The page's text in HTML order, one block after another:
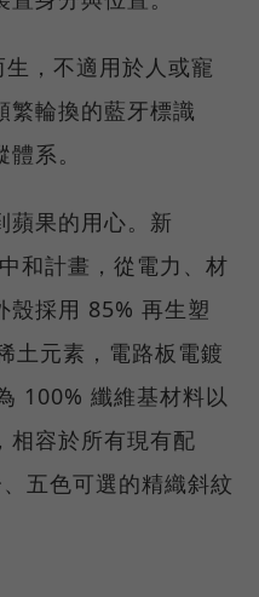
，不適用於人或寵
繁輪換的藍牙標識
系。
蘋果的用心。新
和計畫，從電力、材
殼採用 85% 再生塑
土元素，電路板電鍍
100% 纖維基材料以
相容於所有現有配
五色可選的精織斜紋